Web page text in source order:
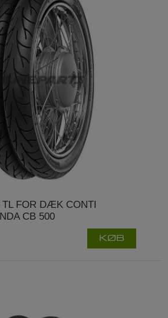
TL FOR DÆK CONTI
CB 500
KØB